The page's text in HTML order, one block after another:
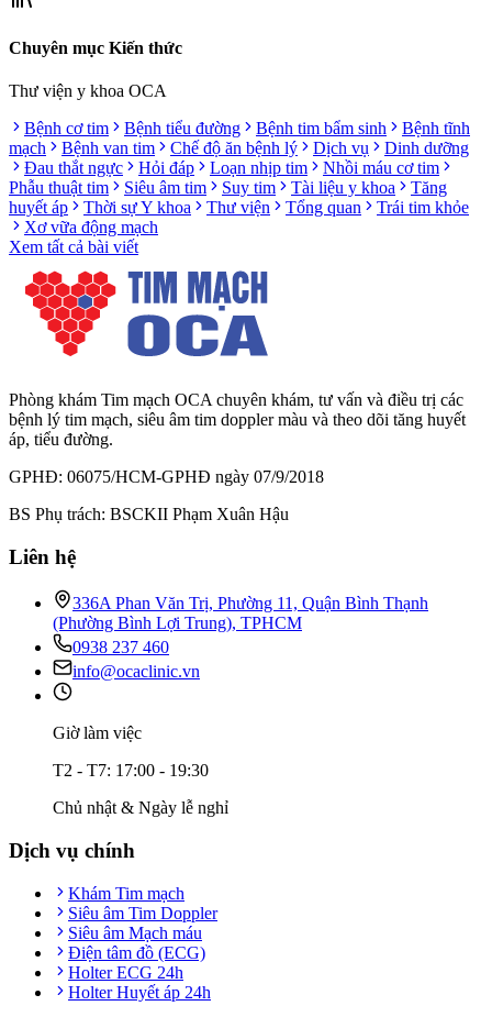
Chuyên mục Kiến thức
Thư viện y khoa OCA
Bệnh cơ tim
Bệnh tiểu đường Bệnh tim bẩm sinh
Bệnh tĩnh
mạch
Bệnh van tim Chế độ ăn bệnh lý Dịch vụ
Dinh dưỡng
Đau thắt ngực
Hỏi đáp Loạn nhịp tim
Nhồi máu cơ tim
Phẫu thuật tim
Siêu âm tim Suy tim Tài liệu y khoa
Tăng
huyết áp
Thời sự Y khoa Thư viện Tổng quan
Trái tim khỏe
Xơ vữa động mạch
Xem tất cả bài viết
Phòng khám Tim mạch OCA chuyên khám, tư vấn và điều trị các
bệnh lý tim mạch, siêu âm tim doppler màu và theo dõi tăng huyết
áp, tiểu đường.
GPHĐ: 06075/HCM-GPHĐ ngày 07/9/2018
BS Phụ trách: BSCKII Phạm Xuân Hậu
Liên hệ
336A Phan Văn Trị, Phường 11, Quận Bình Thạnh
(Phường Bình Lợi Trung), TPHCM
0938 237 460
info@ocaclinic.vn
Giờ làm việc
T2 - T7: 17:00 - 19:30
Chủ nhật & Ngày lễ nghỉ
Dịch vụ chính
Khám Tim mạch
Siêu âm Tim Doppler
Siêu âm Mạch máu
Điện tâm đồ (ECG)
Holter ECG 24h
Holter Huyết áp 24h